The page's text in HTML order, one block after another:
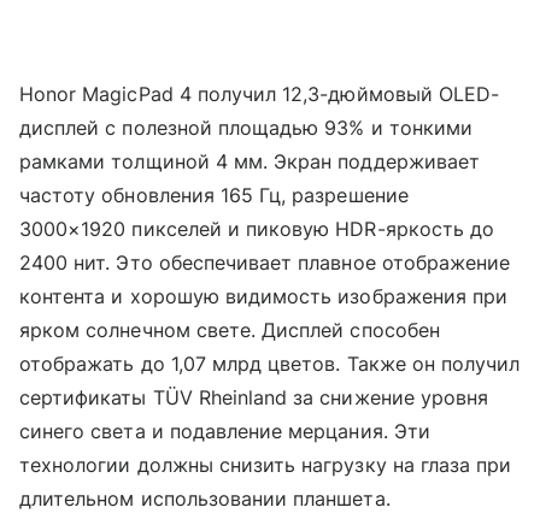
Honor MagicPad 4 получил 12,3-дюймовый OLED-
дисплей с полезной площадью 93% и тонкими
рамками толщиной 4 мм. Экран поддерживает
частоту обновления 165 Гц, разрешение
3000×1920 пикселей и пиковую HDR-яркость до
2400 нит. Это обеспечивает плавное отображение
контента и хорошую видимость изображения при
ярком солнечном свете. Дисплей способен
отображать до 1,07 млрд цветов. Также он получил
сертификаты TÜV Rheinland за снижение уровня
синего света и подавление мерцания. Эти
технологии должны снизить нагрузку на глаза при
длительном использовании планшета.